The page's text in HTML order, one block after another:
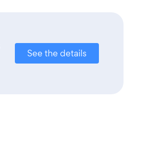
See the details